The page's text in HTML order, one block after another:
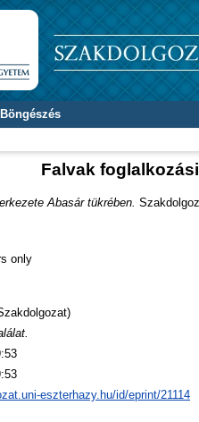
Böngészés
Falvak
Abasár tükrében.
only
eszterhazy.hu/id/eprint/21114